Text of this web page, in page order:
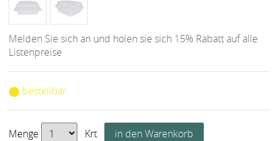
Melden Sie sich an und holen sie sich 15% Rabatt auf alle
Listenpreise
⬤ bestellbar
Menge Krt